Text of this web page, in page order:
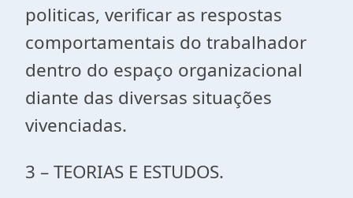
politicas, verificar as respostas
comportamentais do trabalhador
dentro do espaço organizacional
diante das diversas situações
vivenciadas.
3 – TEORIAS E ESTUDOS.